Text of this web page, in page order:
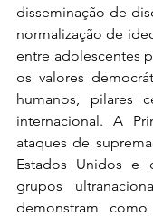
disseminação de
normalização de
entre adolescentes
os valores
humanos, pilares
internacional. A
ataques de
Estados Unidos e
grupos
demonstram